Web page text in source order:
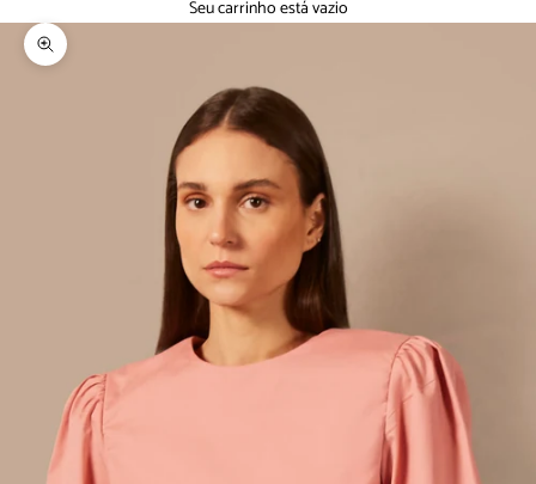
Seu carrinho está vazio
Zoom na imagem